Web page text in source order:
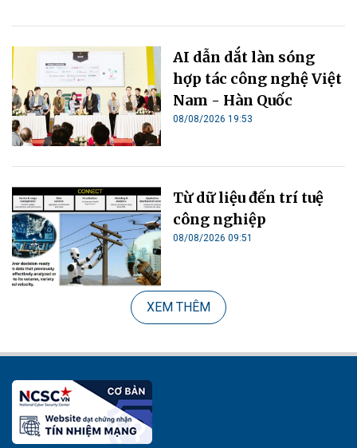
AI dẫn dắt làn sóng
hợp tác công nghệ Việt
Nam - Hàn Quốc
08/08/2026 19:53
Từ dữ liệu đến trí tuệ
công nghiệp
08/08/2026 09:51
XEM THÊM